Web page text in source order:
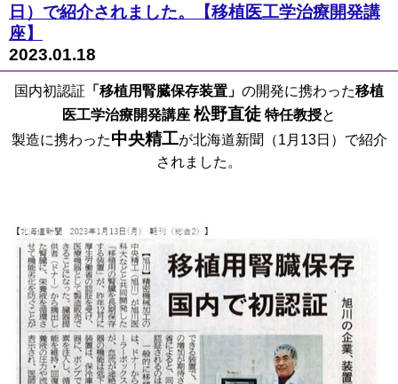
日）で紹介されました。【移植医工学治療開発講
座】
2023.01.18
国内初認証 「移植用腎臓保存装置」 の開発に携わった移植
医工学治療開発講座 松野直徒 特任教授と
製造に携わった中央精工が北海道新聞（1月13日）で紹介
されました。